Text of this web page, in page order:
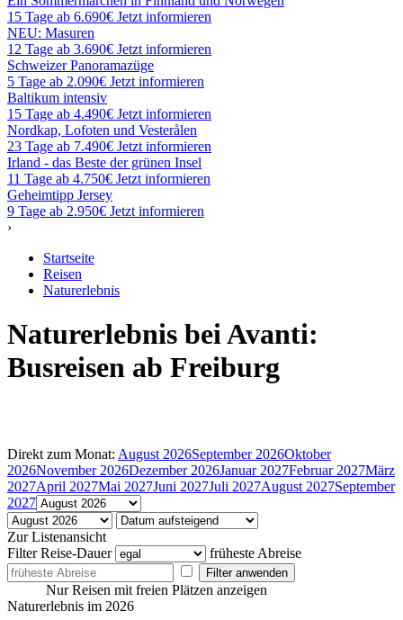
15 Tage ab 6.690€ Jetzt informieren
NEU: Masuren
12 Tage ab 3.690€ Jetzt informieren
Schweizer Panoramazüge
5 Tage ab 2.090€ Jetzt informieren
Baltikum intensiv
15 Tage ab 4.490€ Jetzt informieren
Nordkap, Lofoten und Vesterålen
23 Tage ab 7.490€ Jetzt informieren
Irland - das Beste der grünen Insel
11 Tage ab 4.750€ Jetzt informieren
Geheimtipp Jersey
9 Tage ab 2.950€ Jetzt informieren
›
Startseite
Reisen
Naturerlebnis
Naturerlebnis bei Avanti:
Busreisen ab Freiburg
Direkt zum Monat: August 2026September 2026Oktober
2026November 2026Dezember 2026Januar 2027Februar 2027März
2027April 2027Mai 2027Juni 2027Juli 2027August 2027September
2027
Zur Listenansicht
Filter Reise-Dauer früheste Abreise
Nur Reisen mit freien Plätzen anzeigen
Filter anwenden
Naturerlebnis im 2026